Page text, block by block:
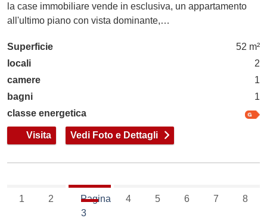
la case immobiliare vende in esclusiva, un appartamento
all'ultimo piano con vista dominante,…
Superficie
52 m²
locali
2
camere
1
bagni
1
classe energetica
Visita Vedi Foto e Dettagli
1 2
Pagina
3
4 5 6 7 8